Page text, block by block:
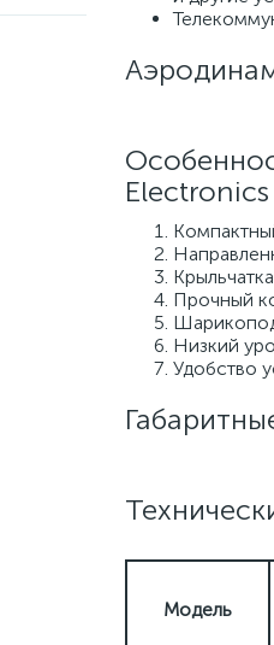
Electronics
Прочный
Низкий
Удобство
Модель